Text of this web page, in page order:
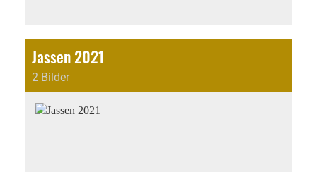
Jassen 2021
2 Bilder